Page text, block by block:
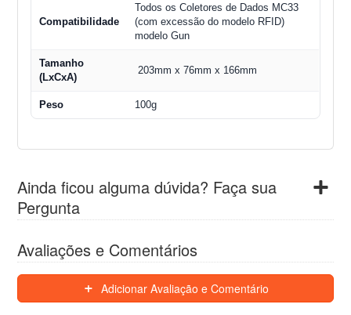
Compatibilidade
Todos os Coletores de Dados MC33
(com excessão do modelo RFID)
modelo Gun
Tamanho
(LxCxA)
203mm x 76mm x 166mm
Peso 100g
Ainda ficou alguma dúvida? Faça sua
Pergunta
Avaliações e Comentários
Adicionar Avaliação e Comentário